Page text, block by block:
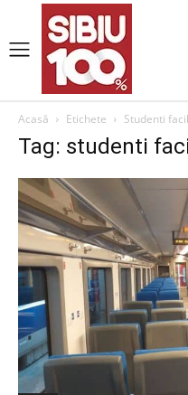
Acasă Etichete Studenti
Tag: studenti